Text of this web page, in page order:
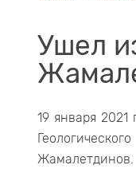
Ушел
19 января
Жамалетдинов.